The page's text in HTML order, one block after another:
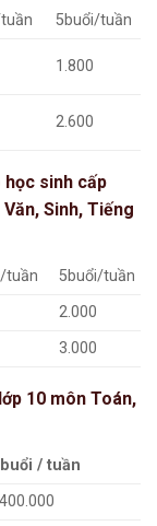
5buổi/tuần
1.800
2.600
sinh cấp
Sinh, Tiếng
tuần
5buổi/tuần
2.000
3.000
10 môn Toán,
/ tuần